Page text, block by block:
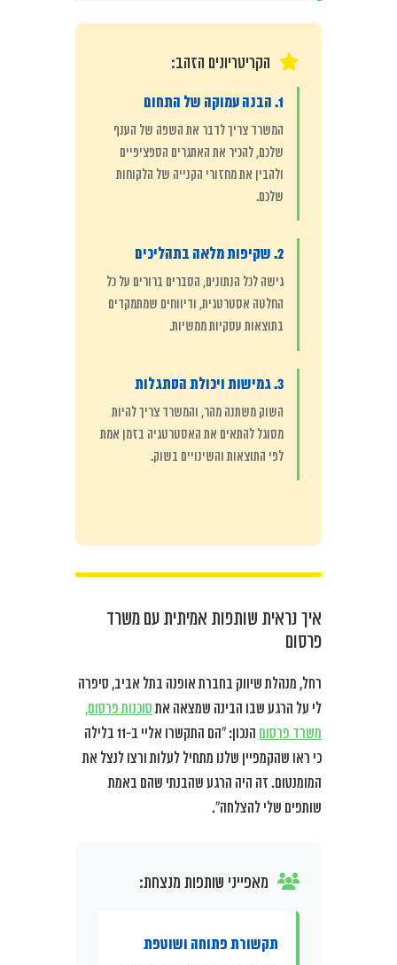
הקריטריונים הזהב:
1. הבנה עמוקה של התחום
המשרד צריך לדבר את השפה של הענף
שלכם, להכיר את האתגרים הספציפיים
ולהבין את מחזורי הקנייה של הלקוחות
שלכם.
2. שקיפות מלאה בתהליכים
גישה לכל הנתונים, הסברים ברורים על כל
החלטה אסטרטגית, ודיווחים שמתמקדים
בתוצאות עסקיות ממשיות.
3. גמישות ויכולת הסתגלות
השוק משתנה מהר, והמשרד צריך להיות
מסוגל להתאים את האסטרטגיה בזמן אמת
לפי התוצאות והשינויים בשוק.
איך נראית שותפות אמיתית עם משרד
פרסום
רחל, מנהלת שיווק בחברת אופנה בתל אביב, סיפרה
לי על הרגע שבו הבינה שמצאה את סוכנות פרסום,
משרד פרסום
הנכון: “הם התקשרו אליי ב-11 בלילה
כי ראו שהקמפיין שלנו מתחיל לעלות ורצו לנצל את
המומנטום. זה היה הרגע שהבנתי שהם באמת
שותפים שלי להצלחה”.
מאפייני שותפות מנצחת:
תקשורת פתוחה ושוטפת